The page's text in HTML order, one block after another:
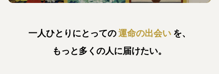
一人ひとりにとっての運命の出会い を、
もっと多くの人に届けたい。